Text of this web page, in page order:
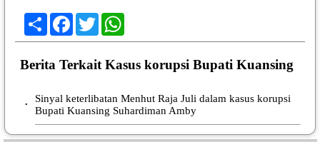
ShareFacebook
TwitterWhatsApp
Berita Terkait Kasus korupsi Bupati Kuansing
•
Sinyal keterlibatan Menhut Raja Juli dalam kasus korupsi
Bupati Kuansing Suhardiman Amby